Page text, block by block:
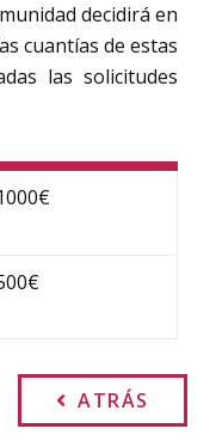
decidirá en
cuantías de estas
las solicitudes
ATRÁS